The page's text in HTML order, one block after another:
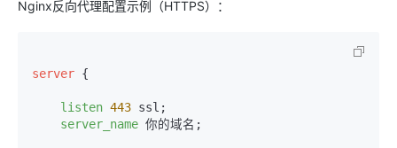
Nginx反向代理配置示例（HTTPS）：
server {
listen 443 ssl;
server_name 你的域名;